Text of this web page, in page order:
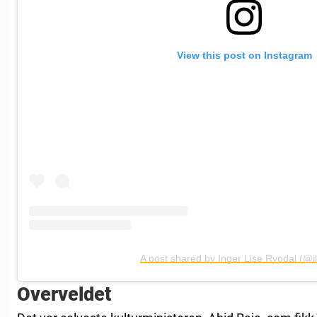
View this post on Instagram
A post shared by Inger Lise Rypdal
Overveldet